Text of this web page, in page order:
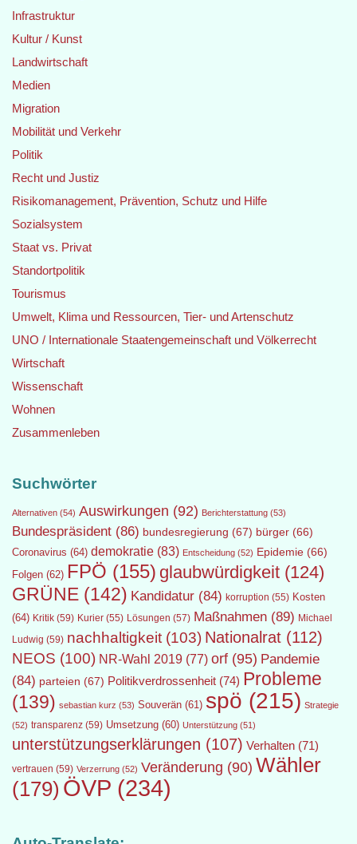
Infrastruktur
Kultur / Kunst
Landwirtschaft
Medien
Migration
Mobilität und Verkehr
Politik
Recht und Justiz
Risikomanagement, Prävention, Schutz und Hilfe
Sozialsystem
Staat vs. Privat
Standortpolitik
Tourismus
Umwelt, Klima und Ressourcen, Tier- und Artenschutz
UNO / Internationale Staatengemeinschaft und Völkerrecht
Wirtschaft
Wissenschaft
Wohnen
Zusammenleben
Suchwörter
Alternativen (54) Auswirkungen (92) Berichterstattung (53)
Bundespräsident (86) bundesregierung (67) bürger (66)
Coronavirus (64) demokratie (83) Entscheidung (52) Epidemie (66)
Folgen (62) FPÖ (155) glaubwürdigkeit (124)
GRÜNE (142) Kandidatur (84) korruption (55) Kosten
(64) Kritik (59) Kurier (55) Lösungen (57) Maßnahmen (89) Michael
Ludwig (59) nachhaltigkeit (103) Nationalrat (112)
NEOS (100) NR-Wahl 2019 (77) orf (95) Pandemie
(84) parteien (67) Politikverdrossenheit (74) Probleme
(139) sebastian kurz (53) Souverän (61) spö (215) Strategie
(52) transparenz (59) Umsetzung (60) Unterstützung (51)
unterstützungserklärungen (107) Verhalten (71)
vertrauen (59) Verzerrung (52) Veränderung (90) Wähler
(179) ÖVP (234)